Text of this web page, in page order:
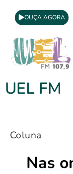
OUÇA AGORA
UEL FM
Coluna
Nas